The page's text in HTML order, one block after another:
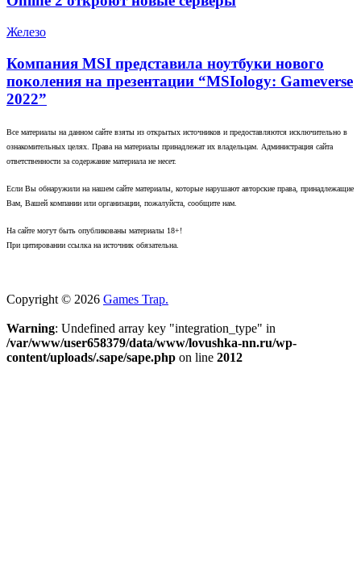
Железо
Компания MSI представила ноутбуки нового
поколения на презентации “MSIology: Gameverse
2022”
Все материалы на данном сайте взяты из открытых источников и предоставляются исключительно в
ознакомительных целях. Права на материалы принадлежат их владельцам. Администрация сайта
ответственности за содержание материала не несет.
Если Вы обнаружили на нашем сайте материалы, которые нарушают авторские права, принадлежащие
Вам, Вашей компании или организации, пожалуйста, сообщите нам.
На сайте могут быть опубликованы материалы 18+!
При цитировании ссылка на источник обязательна.
Copyright © 2026 Games Trap.
Warning: Undefined array key "integration_type" in
/var/www/user658379/data/www/lovushka-nn.ru/wp-
content/uploads/.sape/sape.php on line 2012